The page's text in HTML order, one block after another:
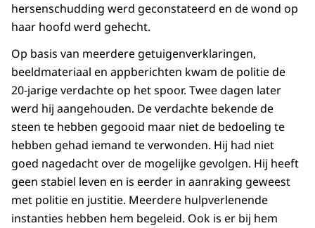
hersenschudding werd geconstateerd en de wond op
haar hoofd werd gehecht.
Op basis van meerdere getuigenverklaringen,
beeldmateriaal en appberichten kwam de politie de
20-jarige verdachte op het spoor. Twee dagen later
werd hij aangehouden. De verdachte bekende de
steen te hebben gegooid maar niet de bedoeling te
hebben gehad iemand te verwonden. Hij had niet
goed nagedacht over de mogelijke gevolgen. Hij heeft
geen stabiel leven en is eerder in aanraking geweest
met politie en justitie. Meerdere hulpverlenende
instanties hebben hem begeleid. Ook is er bij hem